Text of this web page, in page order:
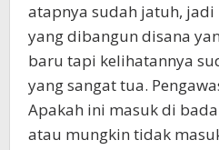
atapnya sudah jatuh, jadi
yang dibangun disana
baru tapi kelihatannya
yang sangat tua.
Apakah ini masuk di
atau mungkin tidak